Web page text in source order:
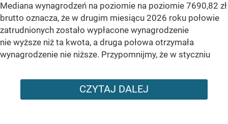
Mediana wynagrodzeń na poziomie na poziomie 7690,82 zł
brutto oznacza, że w drugim miesiącu 2026 roku połowie
zatrudnionych zostało wypłacone wynagrodzenie
nie wyższe niż ta kwota, a druga połowa otrzymała
wynagrodzenie nie niższe. Przypomnijmy, że w styczniu
CZYTAJ DALEJ